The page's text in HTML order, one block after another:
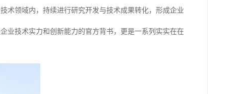
术领域内，持续进行研究开发与技术成果转化，形成企业
业技术实力和创新能力的官方背书，更是一系列实实在在